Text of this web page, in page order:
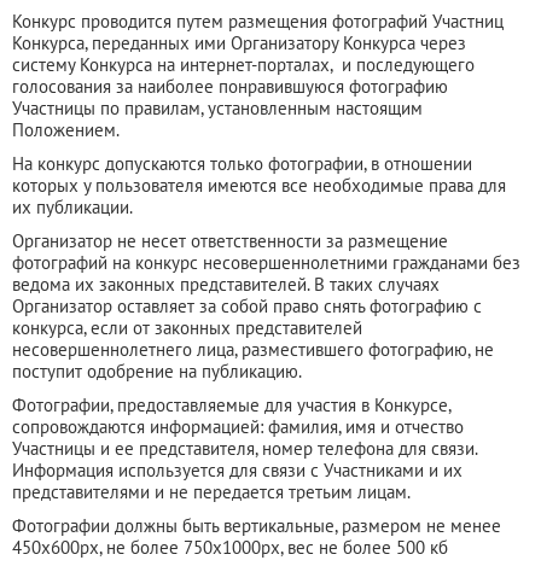
Конкурс проводится путем размещения фотографий Участниц
Конкурса, переданных ими Организатору Конкурса через
систему Конкурса на интернет-порталах, и последующего
голосования за наиболее понравившуюся фотографию
Участницы по правилам, установленным настоящим
Положением.
На конкурс допускаются только фотографии, в отношении
которых у пользователя имеются все необходимые права для
их публикации.
Организатор не несет ответственности за размещение
фотографий на конкурс несовершеннолетними гражданами без
ведома их законных представителей. В таких случаях
Организатор оставляет за собой право снять фотографию с
конкурса, если от законных представителей
несовершеннолетнего лица, разместившего фотографию, не
поступит одобрение на публикацию.
Фотографии, предоставляемые для участия в Конкурсе,
сопровождаются информацией: фамилия, имя и отчество
Участницы и ее представителя, номер телефона для связи.
Информация используется для связи с Участниками и их
представителями и не передается третьим лицам.
Фотографии должны быть вертикальные, размером не менее
450x600px, не более 750x1000px, вес не более 500 кб